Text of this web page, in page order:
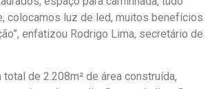
colocamos luz de led, muitos benefícios
enfatizou Rodrigo Lima, secretário de
de 2.208m² de área construída,